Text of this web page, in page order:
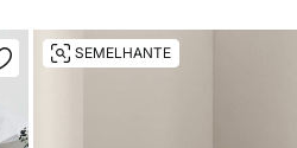
SEMELHANTE